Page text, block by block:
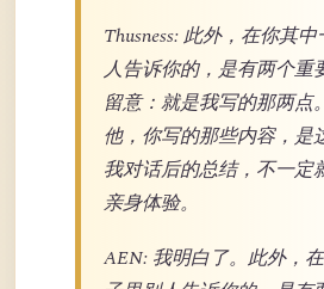
Thusness: 此外，在你其
人告诉你的，是有两个重
留意：就是我写的那两点
他，你写的那些内容，是
我对话后的总结，不一定
亲身体验。
AEN: 我明白了。此外，